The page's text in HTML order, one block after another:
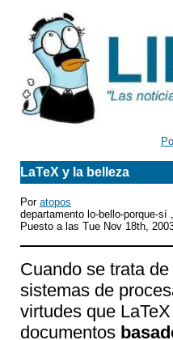
LaTeX y la belleza
Por atopos
departamento lo-bello-porque-sí
Puesto a las Tue Nov 18th,
Cuando se trata
sistemas de
virtudes que
documentos